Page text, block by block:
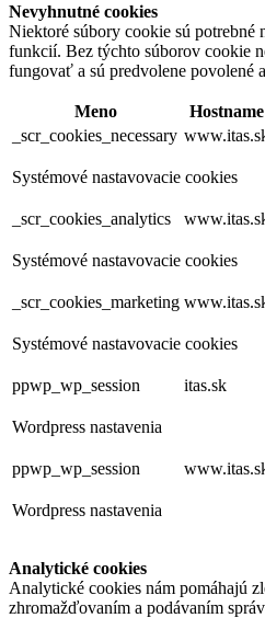
Nevyhnutné cookies
Niektoré súbory cookie sú potrebné
funkcií. Bez týchto súborov cookie
fungovať a sú predvolene povolené
Meno Hostname
_scr_cookies_necessary
Systémové nastavovacie cookies
_scr_cookies_analytics
Systémové nastavovacie cookies
_scr_cookies_marketing
Systémové nastavovacie cookies
ppwp_wp_session itas.sk
Wordpress nastavenia
ppwp_wp_session
Wordpress nastavenia
Analytické cookies
Analytické cookies nám pomáhajú
zhromažďovaním a podávaním